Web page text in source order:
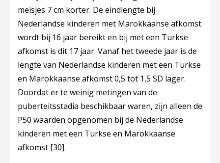
meisjes 7 cm korter. De eindlengte bij
Nederlandse kinderen met Marokkaanse afkomst
wordt bij 16 jaar bereikt en bij met een Turkse
afkomst is dit 17 jaar. Vanaf het tweede jaar is de
lengte van Nederlandse kinderen met een Turkse
en Marokkaanse afkomst 0,5 tot 1,5 SD lager.
Doordat er te weinig metingen van de
puberteitsstadia beschikbaar waren, zijn alleen de
P50 waarden opgenomen bij de Nederlandse
kinderen met een Turkse en Marokkaanse
afkomst [30].